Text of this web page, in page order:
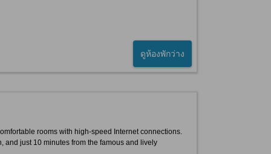
ดูห้องพักว่าง
rooms with high-speed Internet connections.
and just 10 minutes from the famous and lively